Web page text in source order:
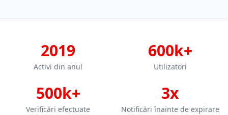
2019
Activi din anul
600k+
Utilizatori
500k+
Verificări efectuate
3x
Notificări înainte de expirare